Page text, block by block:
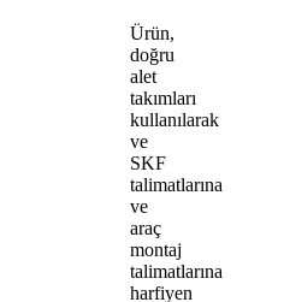
Ürün,
doğru
alet
takımları
kullanılarak
ve
SKF
talimatlarına
ve
araç
montaj
talimatlarına
harfiyen